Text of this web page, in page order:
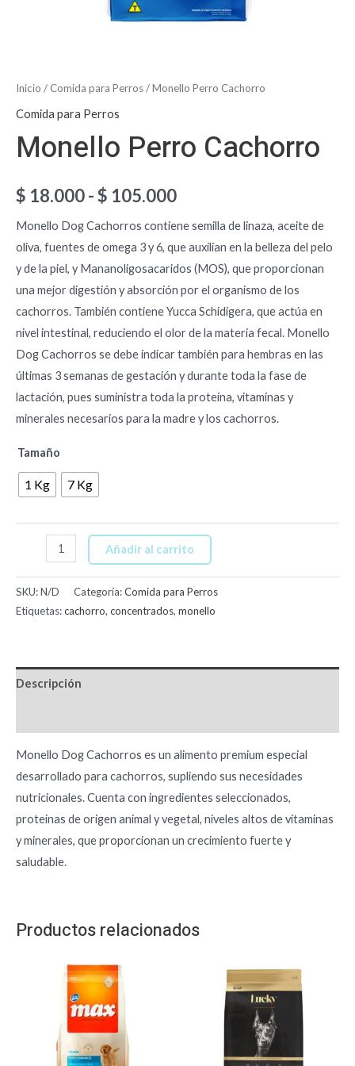
Inicio / Comida para Perros/ Monello Perro Cachorro
Comida para Perros
Monello Perro Cachorro
$ 18.000-$ 105.000
Monello Dog Cachorros contiene semilla de linaza, aceite de
oliva, fuentes de omega 3 y 6, que auxilian en la belleza del pelo
y de la piel, y Mananoligosacaridos (MOS), que proporcionan
una mejor digestión y absorción por el organismo de los
cachorros. También contiene Yucca Schidigera, que actúa en
nivel intestinal, reduciendo el olor de la materia fecal. Monello
Dog Cachorros se debe indicar también para hembras en las
últimas 3 semanas de gestación y durante toda la fase de
lactación, pues suministra toda la proteína, vitaminas y
minerales necesarios para la madre y los cachorros.
Tamaño
1 Kg 7 Kg
Añadir al carrito
SKU:N/D Categoría:Comida para Perros
Etiquetas:cachorro, concentrados, monello
Descripción
Monello Dog Cachorros es un alimento premium especial
desarrollado para cachorros, supliendo sus necesidades
nutricionales. Cuenta con ingredientes seleccionados,
proteínas de origen animal y vegetal, niveles altos de vitaminas
y minerales, que proporcionan un crecimiento fuerte y
saludable.
Productos relacionados
$ 156.000